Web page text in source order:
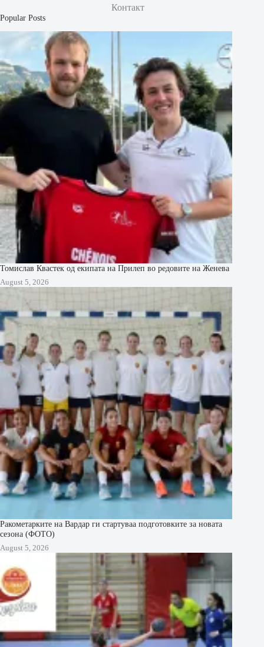
Контакт
Popular Posts
Томислав Квастек од екипата на Прилеп во редовите на Женева
August 5, 2026
Ракометарките на Вардар ги стартуваа подготовките за новата
сезона (ФОТО)
August 5, 2026